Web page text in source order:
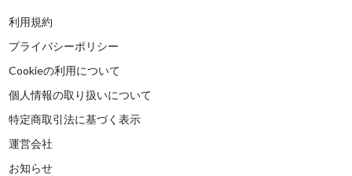
利用規約
プライバシーポリシー
Cookieの利用について
個人情報の取り扱いについて
特定商取引法に基づく表示
運営会社
お知らせ